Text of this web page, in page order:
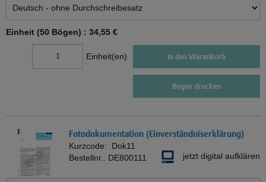
Einheit (50 Bögen) : 34,55 €
Einheit(en) In den Warenkorb
Bogen drucken
Fotodokumentation (Einverständniserklärung)
Kurzcode: Dok11
Bestellnr.: DE800111 jetzt digital aufklären